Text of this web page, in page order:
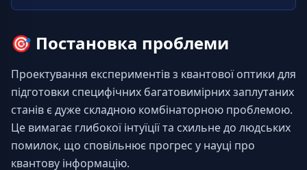
🎯 Постановка проблеми
Проектування експериментів з квантової оптики для
підготовки специфічних багатовимірних заплутаних
станів є дуже складною комбінаторною проблемою.
Це вимагає глибокої інтуїції та схильне до людських
помилок, що сповільнює прогрес у науці про
квантову інформацію.